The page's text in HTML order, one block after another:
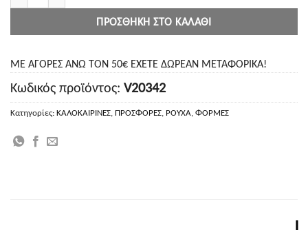
ΠΡΟΣΘΉΚΗ ΣΤΟ ΚΑΛΆΘΙ
ΜΕ ΑΓΟΡΕΣ ΑΝΩ ΤΟΝ 50€ ΕΧΕΤΕ ΔΩΡΕΑΝ ΜΕΤΑΦΟΡΙΚΑ!
Κωδικός προϊόντος: V20342
Κατηγορίες: ΚΑΛΟΚΑΙΡΙΝΕΣ, ΠΡΟΣΦΟΡΕΣ, ΡΟΥΧΑ, ΦΟΡΜΕΣ